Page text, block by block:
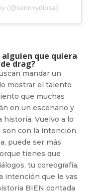
(@sennvydiosa)
alguien que quiera
drag?
mandar un
mostrar el talento
que muchas
en un escenario y
historia. Vuelvo a lo
con la intención
puede ser más
tienes que
tu coreografía,
intención que le vas
BIEN contada